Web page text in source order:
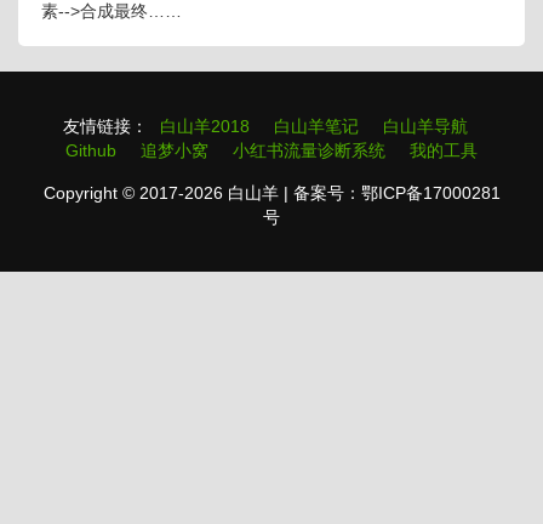
素-->合成最终……
友情链接： 白山羊2018 白山羊笔记
白山羊导航
Github
追梦小窝 小红书流量诊断系统 我的工具
Copyright © 2017-2026 白山羊 | 备案号：鄂ICP备17000281
号